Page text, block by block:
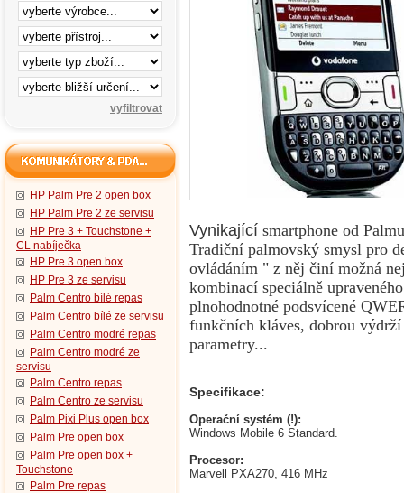
HP Palm Pre 2 open box
HP Palm Pre 2 ze servisu
HP Pre 3 + Touchstone +
CL nabíječka
HP Pre 3 open box
HP Pre 3 ze servisu
Palm Centro bílé repas
Palm Centro bílé ze servisu
Palm Centro modré repas
Palm Centro modré ze
servisu
Palm Centro repas
Palm Centro ze servisu
Palm Pixi Plus open box
Palm Pre open box
Palm Pre open box +
Touchstone
Palm Pre repas
Vynikající smartphone od
Tradiční palmovský smysl pro
ovládáním " z něj činí možná
kombinací speciálně
plnohodnotné podsvícené
funkčních kláves, dobrou
parametry...
Specifikace:
Operační systém (!):
Windows Mobile 6 Standard.
Procesor:
Marvell PXA270, 416 MHz